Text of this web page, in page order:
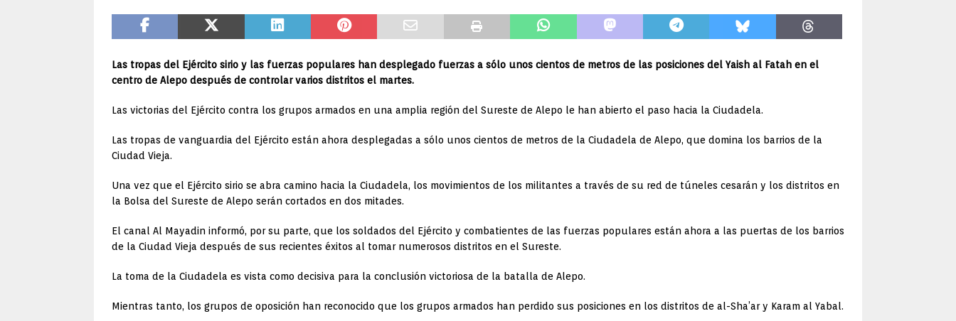
Las tropas del Ejército sirio y las fuerzas populares han desplegado fuerzas a sólo unos cientos de metros de las posiciones del Yaish al Fatah en el
centro de Alepo después de controlar varios distritos el martes.
Las victorias del Ejército contra los grupos armados en una amplia región del Sureste de Alepo le han abierto el paso hacia la Ciudadela.
Las tropas de vanguardia del Ejército están ahora desplegadas a sólo unos cientos de metros de la Ciudadela de Alepo, que domina los barrios de la
Ciudad Vieja.
Una vez que el Ejército sirio se abra camino hacia la Ciudadela, los movimientos de los militantes a través de su red de túneles cesarán y los distritos en
la Bolsa del Sureste de Alepo serán cortados en dos mitades.
El canal Al Mayadin informó, por su parte, que los soldados del Ejército y combatientes de las fuerzas populares están ahora a las puertas de los barrios
de la Ciudad Vieja después de sus recientes éxitos al tomar numerosos distritos en el Sureste.
La toma de la Ciudadela es vista como decisiva para la conclusión victoriosa de la batalla de Alepo.
Mientras tanto, los grupos de oposición han reconocido que los grupos armados han perdido sus posiciones en los distritos de al-Sha’ar y Karam al Yabal.